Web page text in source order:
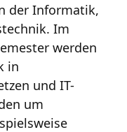
der Informatik,
Im
werden
in
und IT-
um